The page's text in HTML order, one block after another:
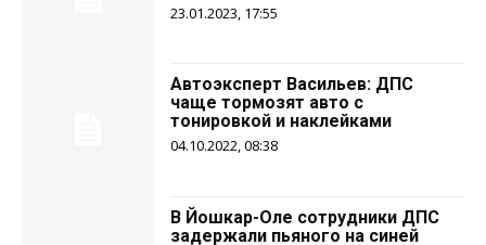
23.01.2023, 17:55
Автоэксперт Васильев: ДПС
чаще тормозят авто с
тонировкой и наклейками
04.10.2022, 08:38
В Йошкар-Оле сотрудники ДПС
задержали пьяного на синей